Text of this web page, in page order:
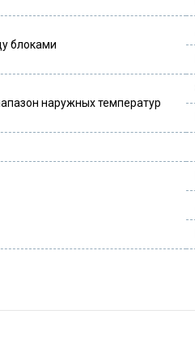
блоками
наружных температур